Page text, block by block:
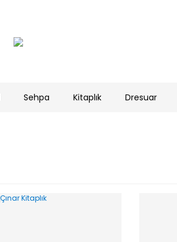
Sehpa Kitaplık Dresuar